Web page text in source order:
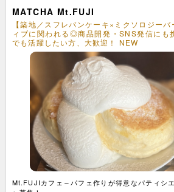
MATCHA Mt.FUJI
【築地／スフレパンケーキ×ミクソロジー
ィブに関われる◎商品開発・SNS発信にも
でも活躍したい方、大歓迎！ NEW
Mt.FUJIカフェ～パフェ作りが得意なパティシ